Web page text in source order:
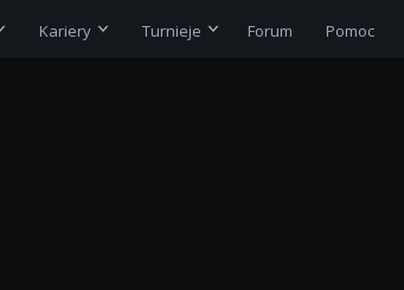
Kariery Turnieje Forum Pomoc